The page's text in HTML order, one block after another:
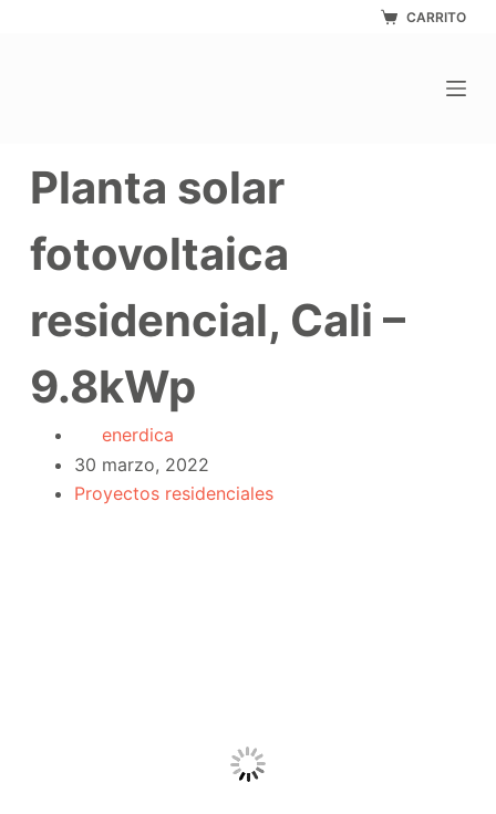
CARRITO
Planta solar
fotovoltaica
residencial, Cali –
9.8kWp
enerdica
30 marzo, 2022
Proyectos residenciales